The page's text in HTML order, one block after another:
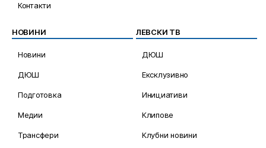
Контакти
НОВИНИ
Новини
ДЮШ
Подготовка
Медии
Трансфери
ЛЕВСКИ ТВ
ДЮШ
Ексклузивно
Инициативи
Клипове
Клубни новини